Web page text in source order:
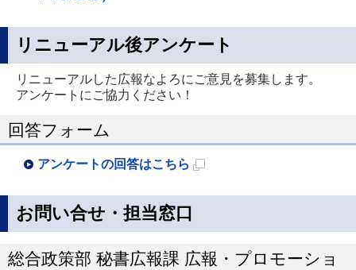
リニューアル後アンケート
リニューアルした広報なよろにご意見を募集します。
アンケートにご協力ください！
回答フォーム
アンケートの回答はこちら
ー
お問い合せ・担当窓口
総合政策部 秘書広報課 広報・プロモーショ